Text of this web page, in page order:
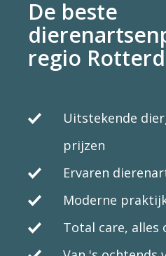
De beste
regio
Uitstekende
prijzen
Ervaren
Moderne
Total care, alles